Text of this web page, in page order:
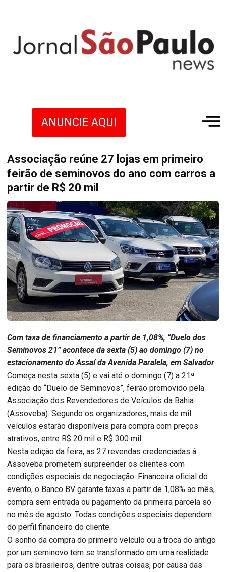
ANUNCIE AQUI
Associação reúne 27 lojas em primeiro
feirão de seminovos do ano com carros a
partir de R$ 20 mil
Com taxa de financiamento a partir de 1,08%, “Duelo dos
Seminovos 21” acontece da sexta (5) ao domingo (7) no
estacionamento do Assaí da Avenida Paralela, em Salvador
Começa nesta sexta (5) e vai até o domingo (7) a 21ª
edição do “Duelo de Seminovos”, feirão promovido pela
Associação dos Revendedores de Veículos da Bahia
(Assoveba). Segundo os organizadores, mais de mil
veículos estarão disponíveis para compra com preços
atrativos, entre R$ 20 mil e R$ 300 mil.
Nesta edição da feira, as 27 revendas credenciadas à
Assoveba prometem surpreender os clientes com
condições especiais de negociação. Financeira oficial do
evento, o Banco BV garante taxas a partir de 1,08% ao mês,
compra sem entrada ou pagamento da primeira parcela só
no mês de agosto. Todas condições especiais dependem
do perfil financeiro do cliente.
O sonho da compra do primeiro veículo ou a troca do antigo
por um seminovo tem se transformado em uma realidade
para os brasileiros, dentre outras coisas, por causa das